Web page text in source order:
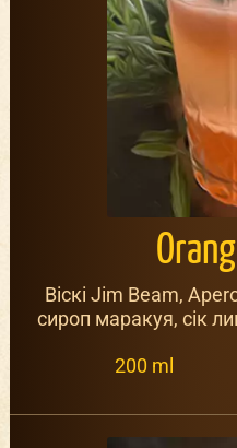
Віскі Jim Beam,
сироп маракуя, сік
200 ml